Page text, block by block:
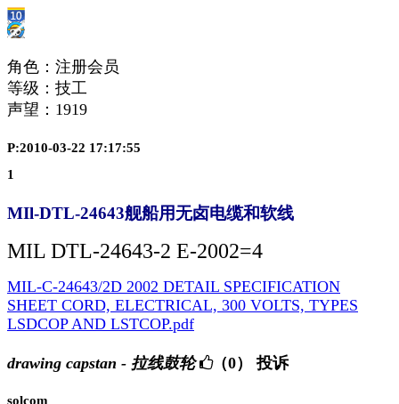
角色：注册会员
等级：技工
声望： 1919
P:2010-03-22 17:17:55
1
MIl-DTL-24643舰船用无卤电缆和软线
MIL DTL-24643-2 E-2002=4
MIL-C-24643/2D 2002 DETAIL SPECIFICATION
SHEET CORD, ELECTRICAL, 300 VOLTS, TYPES
LSDCOP AND LSTCOP.pdf
drawing capstan - 拉线鼓轮 （0） 投诉
solcom